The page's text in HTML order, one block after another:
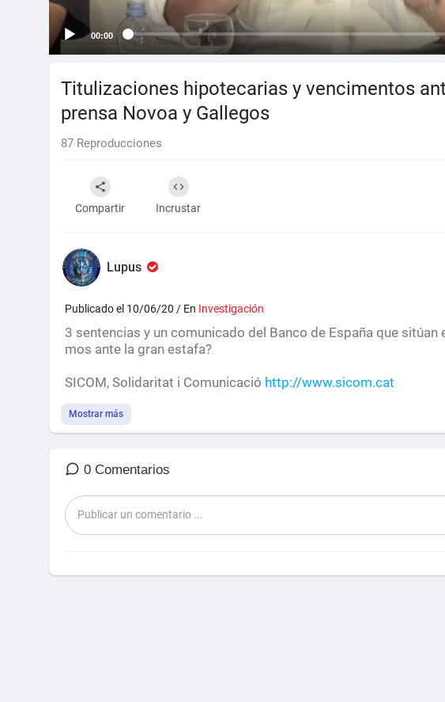
00:00
Titulizaciones hipotecarias y vencimentos
prensa Novoa y Gallegos
87 Reproducciones
Compartir Incrustar
Lupus
Publicado el 10/06/20 / En Investigación
3 sentencias y un comunicado del Banco de España que
mos ante la gran estafa?
SICOM, Solidaritat i Comunicació http://www.sicom.cat
Una entidad financiera no puede ejecutar una hipoteca si ha
s han sido titulizados.
Intervienen:
• Josep Manel NOVOA, presidente de Asociación Hipotecados
Mostrar más
0 Comentarios